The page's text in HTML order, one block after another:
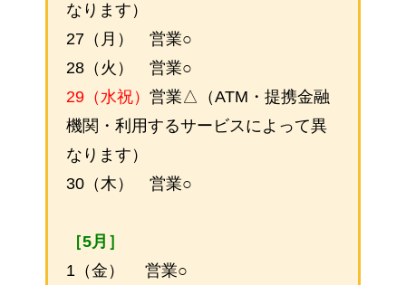
なります）
27（月） 営業○
28（火） 営業○
29（水祝） 営業△（ATM・提携金融
機関・利用するサービスによって異
なります）
30（木） 営業○
［5月］
1（金） 営業○